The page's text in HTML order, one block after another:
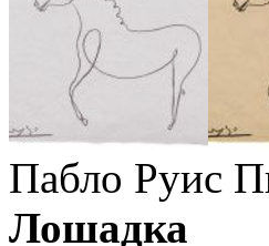
Пабло Руис
Лошадка